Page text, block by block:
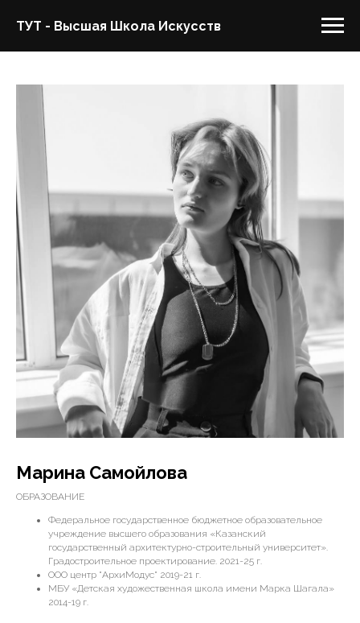
ТУТ - Высшая Школа Искусств
Марина Самойлова
ОБРАЗОВАНИЕ
Федеральное государственное бюджетное образовательное
учреждение высшего образования «Казанский
государственный архитектурно-строительный университет».
Градостроительное проектирование. 2021-25 г.
ООО центр "АрхиМодус" 2019-21 г.
МБУ «Детская художественная школа имени Марка Шагала»
2014-19 г.